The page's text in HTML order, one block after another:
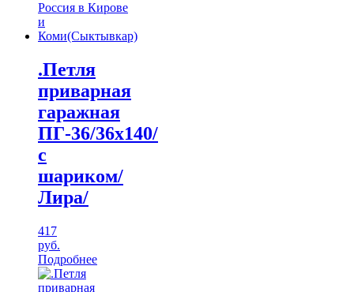
.Петля
приварная
гаражная
ПГ-36/36х140/
с
шариком/
Лира/
417
руб.
Подробнее